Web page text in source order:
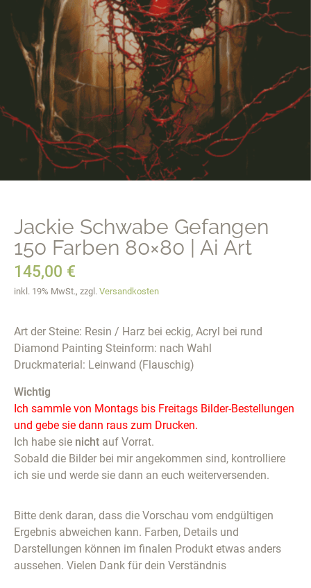
Jackie Schwabe Gefangen
150 Farben 80×80 | Ai Art
145,00 €
inkl. 19% MwSt., zzgl. Versandkosten
Art der Steine: Resin / Harz bei eckig, Acryl bei rund
Diamond Painting Steinform: nach Wahl
Druckmaterial: Leinwand (Flauschig)
Wichtig
Ich sammle von Montags bis Freitags Bilder-Bestellungen
und gebe sie dann raus zum Drucken.
Ich habe sie nicht auf Vorrat.
Sobald die Bilder bei mir angekommen sind, kontrolliere
ich sie und werde sie dann an euch weiterversenden.
Bitte denk daran, dass die Vorschau vom endgültigen
Ergebnis abweichen kann. Farben, Details und
Darstellungen können im finalen Produkt etwas anders
aussehen. Vielen Dank für dein Verständnis